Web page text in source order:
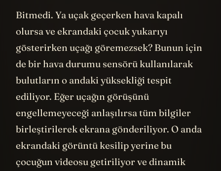
Bitmedi. Ya uçak geçerken hava kapalı
olursa ve ekrandaki çocuk yukarıyı
gösterirken uçağı göremezsek? Bunun için
de bir hava durumu sensörü kullanılarak
bulutların o andaki yüksekliği tespit
ediliyor. Eğer uçağın görüşünü
engellemeyeceği anlaşılırsa tüm bilgiler
birleştirilerek ekrana gönderiliyor. O anda
ekrandaki görüntü kesilip yerine bu
çocuğun videosu getiriliyor ve dinamik